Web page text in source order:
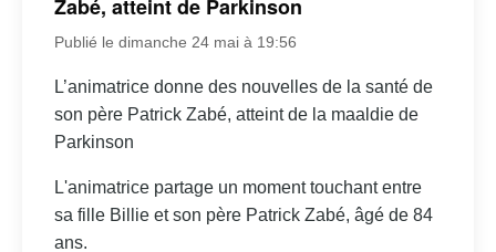
Zabé, atteint de Parkinson
Publié le dimanche 24 mai à 19:56
L’animatrice donne des nouvelles de la santé de
son père Patrick Zabé, atteint de la maaldie de
Parkinson
L'animatrice partage un moment touchant entre
sa fille Billie et son père Patrick Zabé, âgé de 84
ans.